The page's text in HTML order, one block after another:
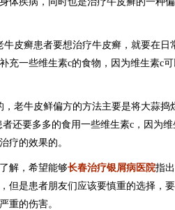
皮癣患者要想治疗牛皮癣，就要在日
充一些维生素c的食物，因为维生素c可
老牛皮鲜偏方的方法主要是将大蒜捣
还要多多的食用一些维生素c，因为
疗的效果的。
解，希望能够长春治疗银屑病医院指
但是患者朋友们应该要慎重的选择，
重的伤害。